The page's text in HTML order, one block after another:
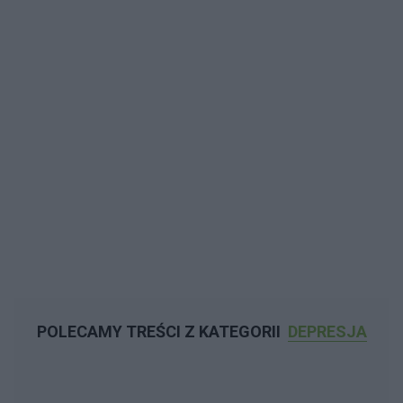
POLECAMY TREŚCI Z KATEGORII DEPRESJA